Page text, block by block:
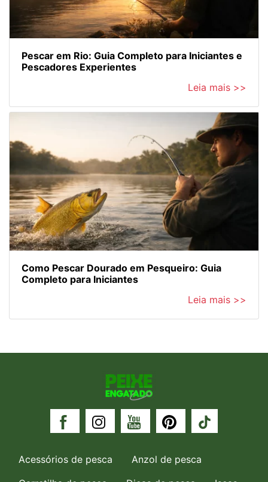
Pescar em Rio: Guia Completo para Iniciantes e
Pescadores Experientes
Leia mais >>
Como Pescar Dourado em Pesqueiro: Guia
Completo para Iniciantes
Leia mais >>
Acessórios de pesca
Anzol de pesca